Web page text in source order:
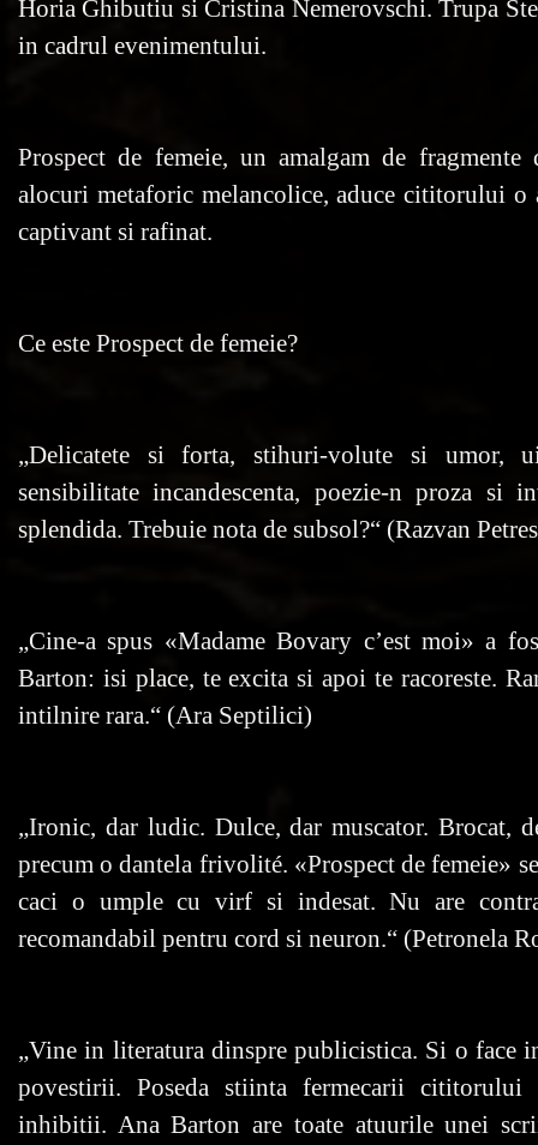
Horia Ghibutiu si Cristina Nemerovschi. Trupa
in cadrul evenimentului.
Prospect de femeie, un amalgam de
alocuri metaforic melancolice, aduce cititorului o
captivant si rafinat.
Ce este Prospect de femeie?
„Delicatete si forta, stihuri-volute si umor,
sensibilitate incandescenta, poezie-n proza si
splendida. Trebuie nota de subsol?“ (Razvan
„Cine-a spus «Madame Bovary c’est moi» a
Barton: isi place, te excita si apoi te racoreste.
intilnire rara.“ (Ara Septilici)
„Ironic, dar ludic. Dulce, dar muscator. Brocat,
precum o dantela frivolité. «Prospect de femeie»
caci o umple cu virf si indesat. Nu are
recomandabil pentru cord si neuron.“ (Petronela
„Vine in literatura dinspre publicistica. Si o face
povestirii. Poseda stiinta fermecarii
inhibitii. Ana Barton are toate atuurile unei